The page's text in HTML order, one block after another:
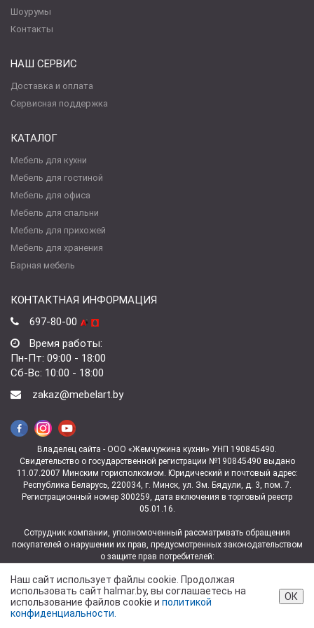
Наш сайт использует файлы cookie. Продолжая
использовать сайт halmar.by, вы соглашаетесь на
использование файлов cookie и политикой
конфиденциальности.
ОК
Шоурумы
Контакты
НАШ СЕРВИС
Доставка и оплата
Сервисная поддержка
КАТАЛОГ
Мебель для кухни
Мебель для гостиной
Мебель для офиса
Мебель для спальни
Мебель для прихожей
Мебель для хранения
Барная мебель
КОНТАКТНАЯ ИНФОРМАЦИЯ
697-80-00
Время работы:
Пн-Пт: 09:00 - 18:00
Сб-Вс: 10:00 - 18:00
zakaz@mebelart.by
Владелец сайта - ООО «Жемчужина кухни» УНП 190845490.
Свидетельство о государственной регистрации №190845490 выдано
11.07.2007 Минским горисполкомом. Юридический и почтовый адрес:
Республика Беларусь, 220034, г. Минск, ул. Зм. Бядули, д. 3, пом. 7.
Регистрационный номер 300259, дата включения в торговый реестр
05.01.16.
Сотрудник компании, уполномоченный рассматривать обращения
покупателей о нарушении их прав, предусмотренных законодательством
о защите прав потребителей:
Владимировна +375 (29) 697-06-06.
Контакты отдела торговли и услуг администрации Партизанского района
г. Минска для рассмотрения обращений покупателей — тел. +375 (17)
373-74-56, +375 (17) 360-10-94.